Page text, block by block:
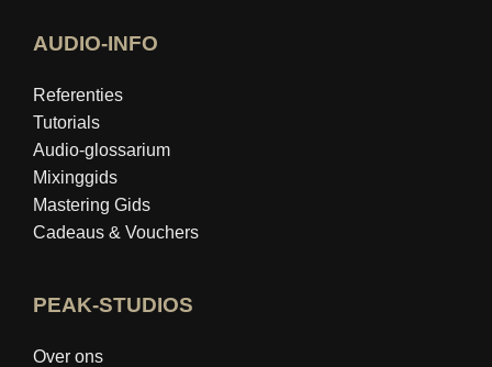
AUDIO-INFO
Referenties
Tutorials
Audio-glossarium
Mixinggids
Mastering Gids
Cadeaus & Vouchers
PEAK-STUDIOS
Over ons